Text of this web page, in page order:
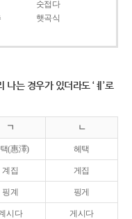
숫접다
햇곡식
나는 경우가 있더라도 ‘ㅖ’로
ㄱ ㄴ
(惠澤) 헤택
계집 게집
핑계 핑게
시다 게시다